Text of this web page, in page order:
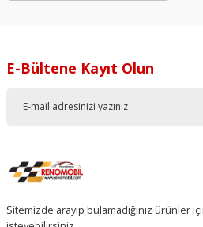
E-Bültene Kayıt Olun
Sitemizde arayıp bulamadığınız ürünler